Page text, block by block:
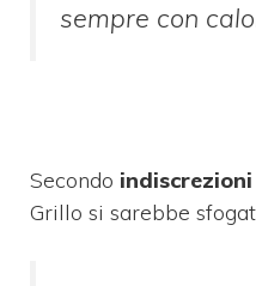
sempre con
Secondo indiscrezioni
Grillo si sarebbe